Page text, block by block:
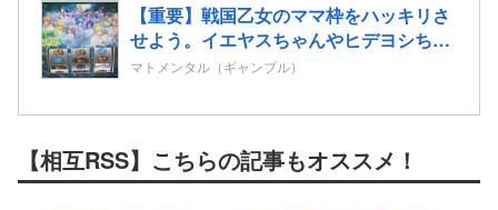
【重要】戦国乙女のママ枠をハッキリさ
せよう。イエヤスちゃんやヒデヨシちゃ
んはママなのか。ノブ様はママではない
マトメンタル（ギャンブル）
【相互RSS】こちらの記事もオススメ！